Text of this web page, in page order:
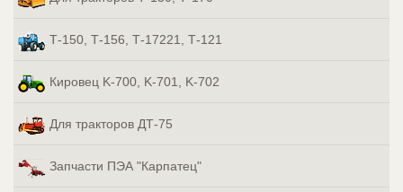
Т-150, Т-156, Т-17221, Т-121
Кировец K-700, K-701, K-702
Для тракторов ДТ-75
Запчасти ПЭА "Карпатец"